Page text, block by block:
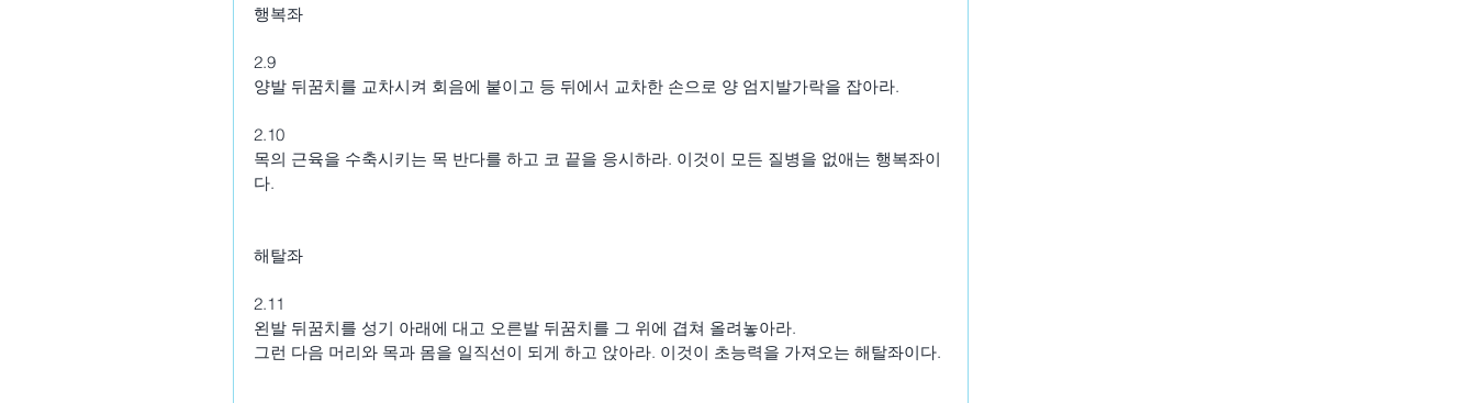
행복좌
2.9
양발 뒤꿈치를 교차시켜 회음에 붙이고 등 뒤에서 교차한 손으로 양 엄지발가락을 잡아라.
2.10
목의 근육을 수축시키는 목 반다를 하고 코 끝을 응시하라. 이것이 모든 질병을 없애는 행복좌이
다.
해탈좌
2.11
왼발 뒤꿈치를 성기 아래에 대고 오른발 뒤꿈치를 그 위에 겹쳐 올려놓아라.
그런 다음 머리와 목과 몸을 일직선이 되게 하고 앉아라. 이것이 초능력을 가져오는 해탈좌이다.